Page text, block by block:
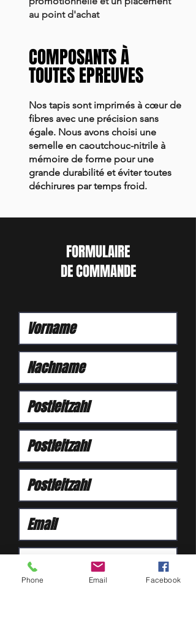
au point d'achat
COMPOSANTS À
TOUTES EPREUVES
Nos tapis sont imprimés à cœur de
fibres avec une précision sans
égale. Nous avons choisi une
semelle en caoutchouc-nitrile à
mémoire de forme pour une
grande durabilité et éviter toutes
déchirures par temps froid.
FORMULAIRE
DE COMMANDE
Phone Email Facebook